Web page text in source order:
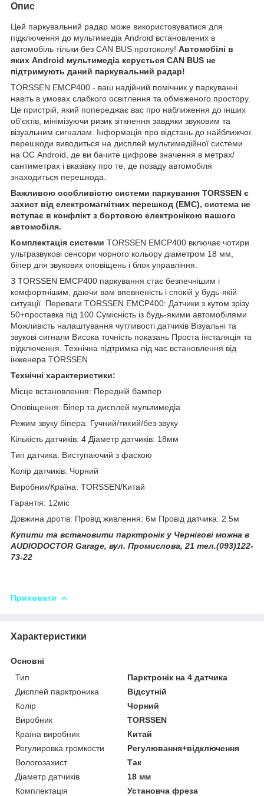
Опис
Цей паркувальний радар може використовуватися для
підключення до мультимедіа Android встановлених в
автомобіль тільки без CAN BUS протоколу! Автомобілі в
яких Android мультимедіа керується CAN BUS не
підтримують даний паркувальний радар!
TORSSEN EMCP400 - ваш надійний помічник у паркуванні
навіть в умовах слабкого освітлення та обмеженого простору.
Це пристрій, який попереджає вас про наближення до інших
об'єктів, мінімізуючи ризик зіткнення завдяки звуковим та
візуальним сигналам. Інформація про відстань до найближчої
перешкоди виводиться на дисплей мультимедійної системи
на ОС Android, де ви бачите цифрове значення в метрах/
сантиметрах і вказівку про те, де позаду автомобіля
знаходиться перешкода.
Важливою особливістю системи паркування TORSSEN є
захист від електромагнітних перешкод (EMC), система не
вступає в конфлікт з бортовою електронікою вашого
автомобіля.
Комплектація системи TORSSEN EMCP400 включає чотири
ультразвукові сенсори чорного кольору діаметром 18 мм,
біпер для звукових оповіщень і блок управління.
З TORSSEN EMCP400 паркування стає безпечнішим і
комфортнішим, даючи вам впевненість і спокій у будь-якій
ситуації. Переваги TORSSEN EMCP400: Датчики з кутом зрізу
50+проставка під 100 Сумісність із будь-якими автомобілями
Можливість налаштування чутливості датчиків Візуальні та
звукові сигнали Висока точність показань Проста інсталяція та
підключення. Технічна підтримка під час встановлення від
інженера TORSSEN
Технічні характеристики:
Місце встановлення: Передній бампер
Оповіщення: Біпер та дисплей мультимедіа
Режим звуку біпера: Гучний/тихий/без звуку
Кількість датчиків: 4 Діаметр датчиків: 18мм
Тип датчика: Виступаючий з фаскою
Колір датчиків: Чорний
Виробник/Країна: TORSSEN/Китай
Гарантія: 12міс
Довжина дротів: Провід живлення: 6м Провід датчика: 2.5м
Купити та встановити парктронік у Чернігові можна в
AUDIODOCTOR Garage, вул. Промислова, 21 тел.(093)122-
73-22
Приховати
Характеристики
Основні
Тип
Парктронік на 4 датчика
Дисплей парктроника
Відсутній
Колір
Чорний
Виробник
TORSSEN
Країна виробник
Китай
Регулировка громкости
Регулювання+відключення
Вологозахист
Так
Діаметр датчиків
18 мм
Комплектація
Установча фреза